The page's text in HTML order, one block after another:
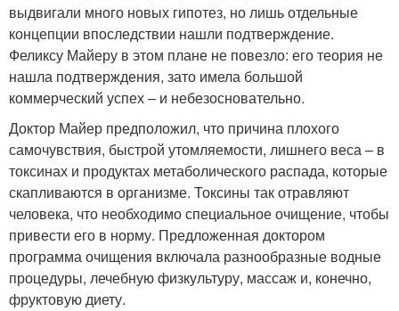
выдвигали много новых гипотез, но лишь отдельные
концепции впоследствии нашли подтверждение.
Феликсу Майеру в этом плане не повезло: его теория не
нашла подтверждения, зато имела большой
коммерческий успех – и небезосновательно.
Доктор Майер предположил, что причина плохого
самочувствия, быстрой утомляемости, лишнего веса – в
токсинах и продуктах метаболического распада, которые
скапливаются в организме. Токсины так отравляют
человека, что необходимо специальное очищение, чтобы
привести его в норму. Предложенная доктором
программа очищения включала разнообразные водные
процедуры, лечебную физкультуру, массаж и, конечно,
фруктовую диету.